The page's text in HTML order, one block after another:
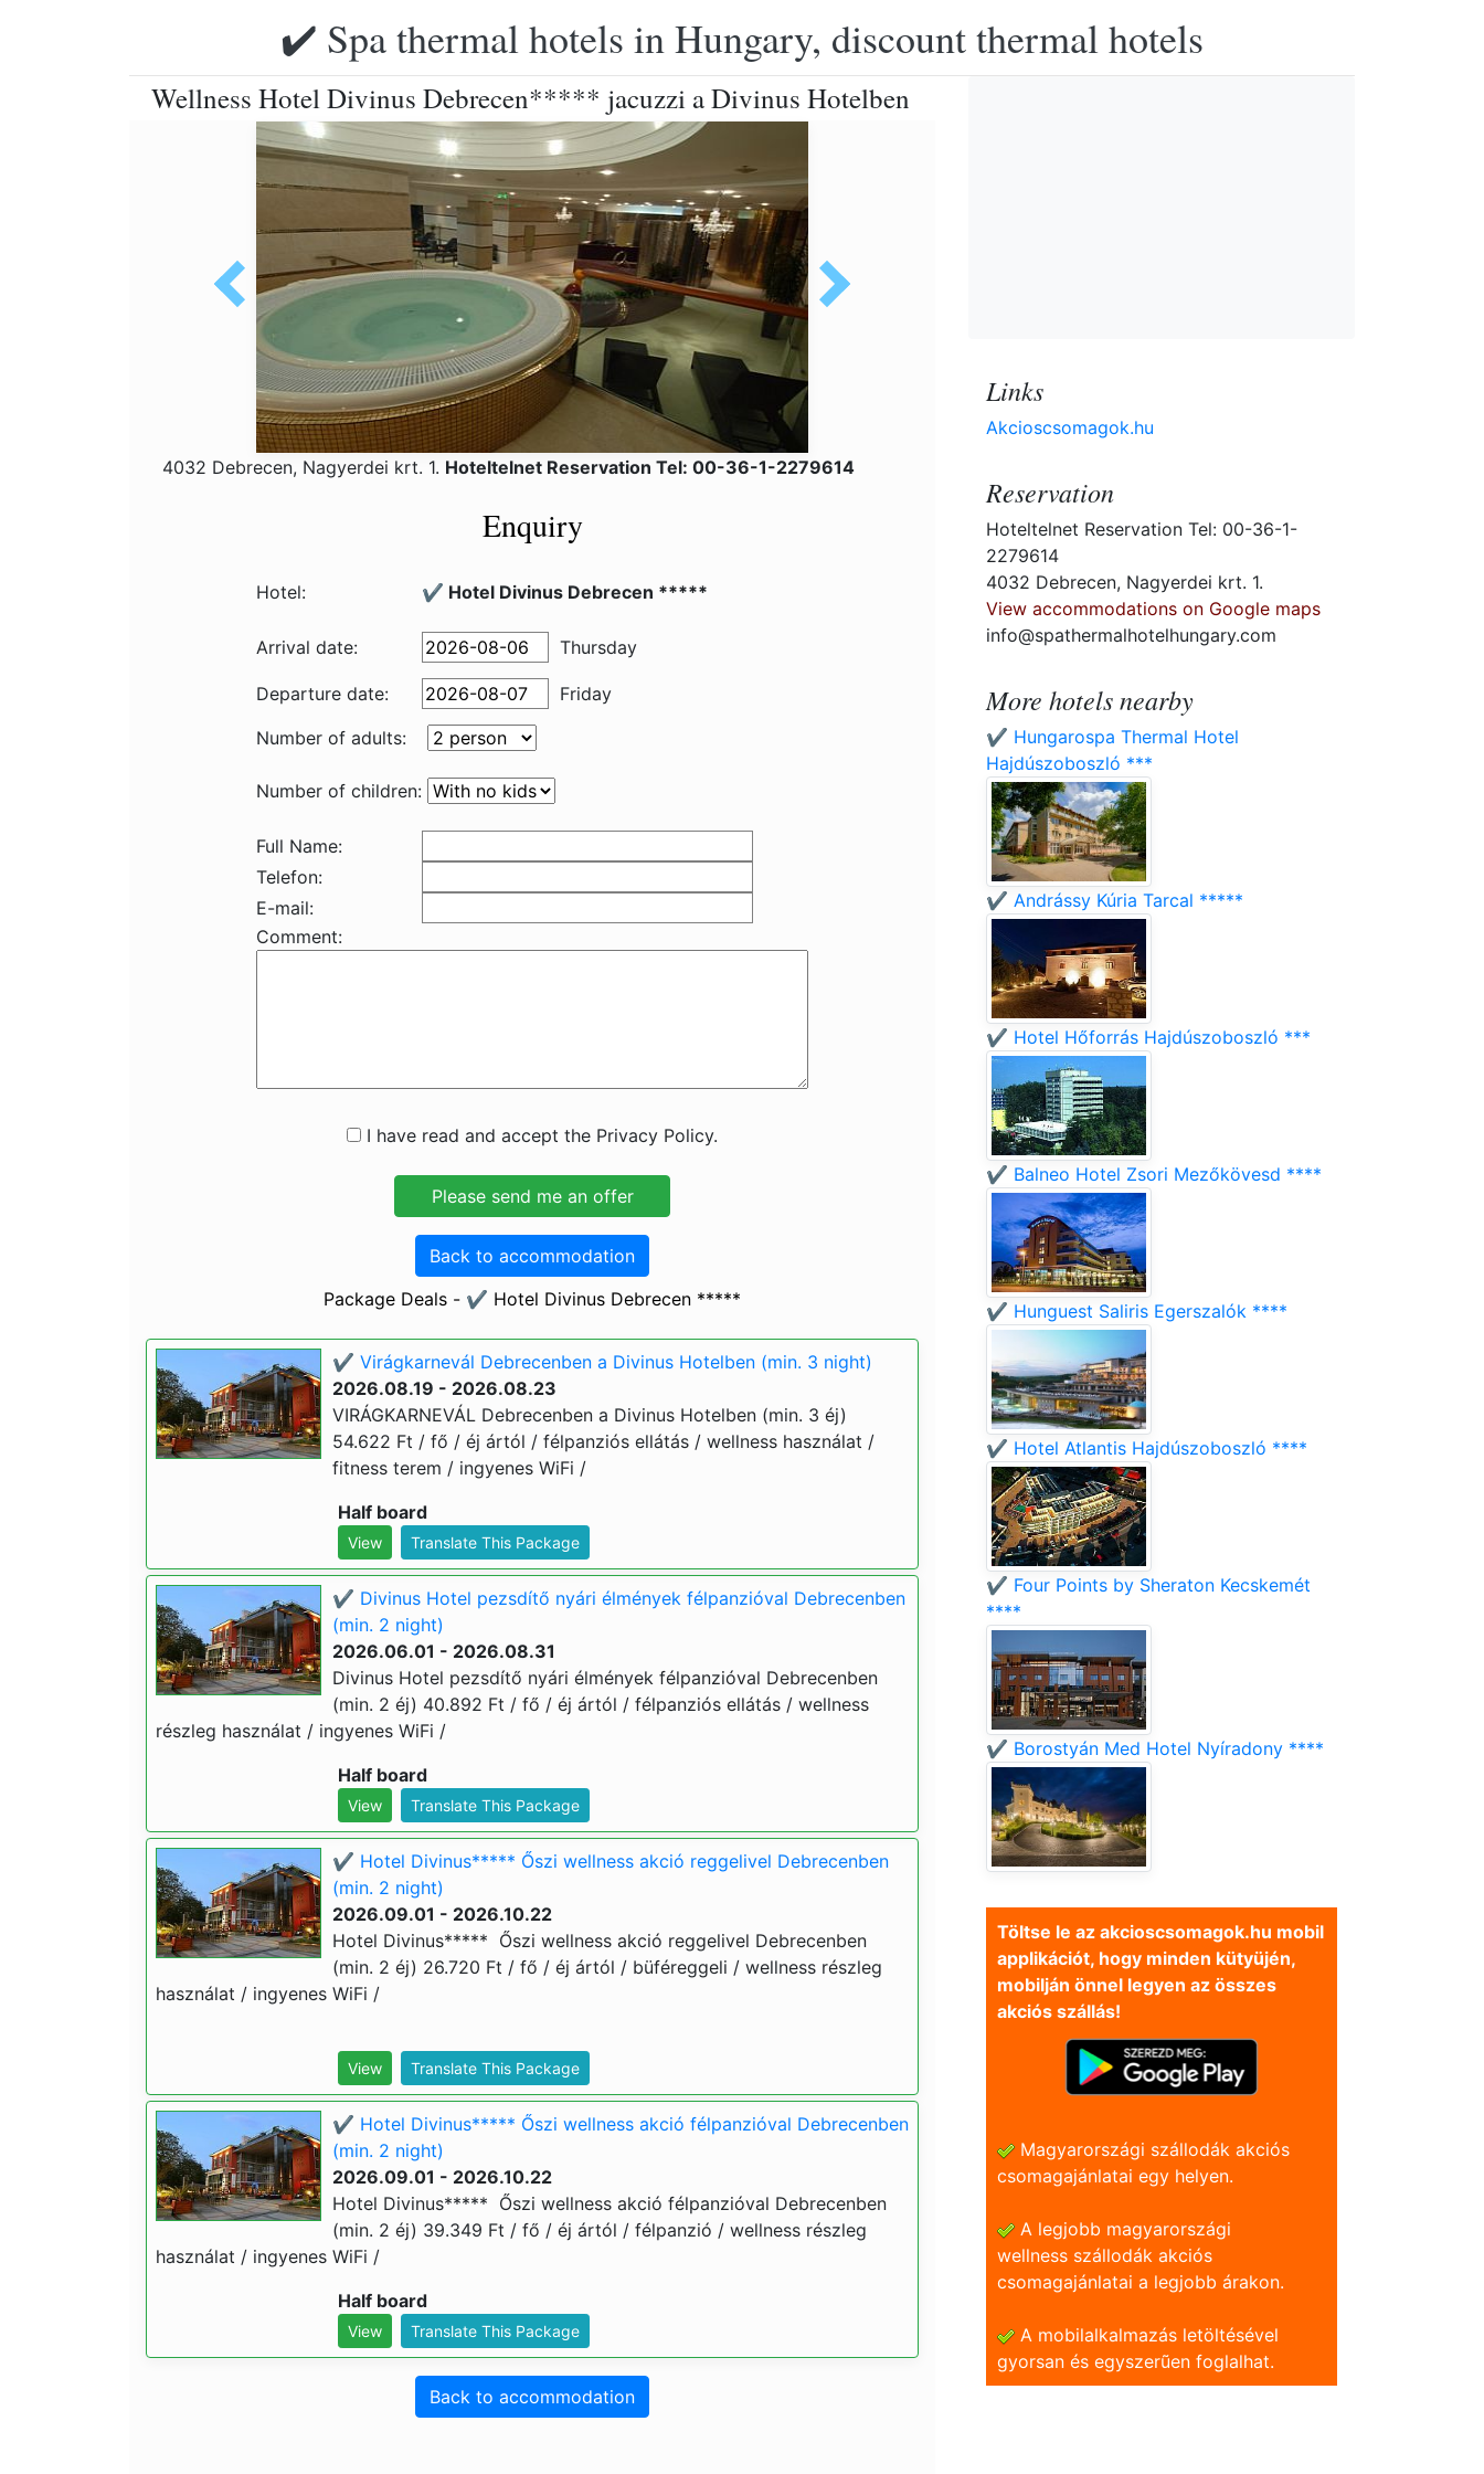
✔️ Spa thermal hotels in Hungary, discount thermal hotels
Wellness Hotel Divinus Debrecen***** jacuzzi a Divinus Hotelben
4032 Debrecen, Nagyerdei krt. 1. Hoteltelnet Reservation Tel: 00-36-1-2279614
Enquiry
Hotel: ✔️ Hotel Divinus Debrecen *****
Arrival date: Thursday
Departure date:
Friday
Number of adults:
Number of children:
Full Name:
Telefon:
E-mail:
Comment:
I have read and accept the Privacy Policy.
Back to accommodation
Package Deals - ✔️ Hotel Divinus Debrecen *****
✔️ Virágkarnevál Debrecenben a Divinus Hotelben (min. 3 night)
2026.08.19 - 2026.08.23
VIRÁGKARNEVÁL Debrecenben a Divinus Hotelben (min. 3 éj)
54.622 Ft / fő / éj ártól / félpanziós ellátás / wellness használat /
fitness terem / ingyenes WiFi /
Half board
View Translate This Package
✔️ Divinus Hotel pezsdítő nyári élmények félpanzióval Debrecenben
(min. 2 night)
2026.06.01 - 2026.08.31
Divinus Hotel pezsdítő nyári élmények félpanzióval Debrecenben
(min. 2 éj) 40.892 Ft / fő / éj ártól / félpanziós ellátás / wellness
részleg használat / ingyenes WiFi /
Half board
View Translate This Package
✔️ Hotel Divinus***** Őszi wellness akció reggelivel Debrecenben
(min. 2 night)
2026.09.01 - 2026.10.22
Hotel Divinus***** Őszi wellness akció reggelivel Debrecenben
(min. 2 éj) 26.720 Ft / fő / éj ártól / büféreggeli / wellness részleg
használat / ingyenes WiFi /
View Translate This Package
✔️ Hotel Divinus***** Őszi wellness akció félpanzióval Debrecenben
(min. 2 night)
2026.09.01 - 2026.10.22
Hotel Divinus***** Őszi wellness akció félpanzióval Debrecenben
(min. 2 éj) 39.349 Ft / fő / éj ártól / félpanzió / wellness részleg
használat / ingyenes WiFi /
Half board
View Translate This Package
Back to accommodation
Links
Akcioscsomagok.hu
Reservation
Hoteltelnet Reservation Tel: 00-36-1-
2279614
4032 Debrecen, Nagyerdei krt. 1.
View accommodations on Google maps
info@spathermalhotelhungary.com
More hotels nearby
✔️ Hungarospa Thermal Hotel
Hajdúszoboszló ***
✔️ Andrássy Kúria Tarcal *****
✔️ Hotel Hőforrás Hajdúszoboszló ***
✔️ Balneo Hotel Zsori Mezőkövesd ****
✔️ Hunguest Saliris Egerszalók ****
✔️ Hotel Atlantis Hajdúszoboszló ****
✔️ Four Points by Sheraton Kecskemét
****
✔️ Borostyán Med Hotel Nyíradony ****
Töltse le az akcioscsomagok.hu mobil
applikációt, hogy minden kütyüjén,
mobilján önnel legyen az összes
akciós szállás!
Magyarországi szállodák akciós
csomagajánlatai egy helyen.
A legjobb magyarországi
wellness szállodák akciós
csomagajánlatai a legjobb árakon.
A mobilalkalmazás letöltésével
gyorsan és egyszerũen foglalhat.